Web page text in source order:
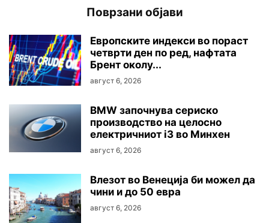
Поврзани објави
Европските индекси во пораст
четврти ден по ред, нафтата
Брент околу...
август 6, 2026
BMW започнува сериско
производство на целосно
електричниот i3 во Минхен
август 6, 2026
Влезот во Венеција би можел да
чини и до 50 евра
август 6, 2026